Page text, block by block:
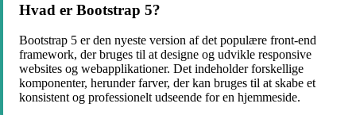
Hvad er Bootstrap 5?
Bootstrap 5 er den nyeste version af det populære front-end
framework, der bruges til at designe og udvikle responsive
websites og webapplikationer. Det indeholder forskellige
komponenter, herunder farver, der kan bruges til at skabe et
konsistent og professionelt udseende for en hjemmeside.